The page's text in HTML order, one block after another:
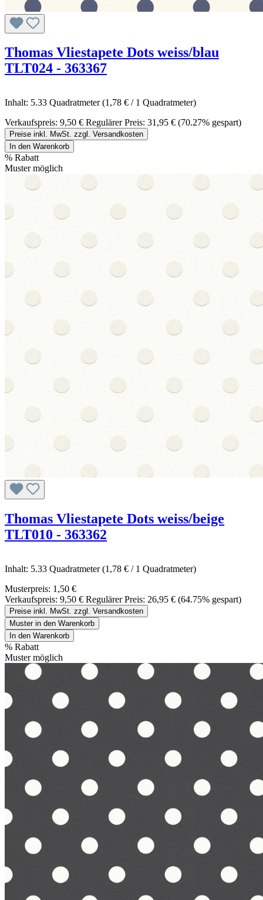
Thomas Vliestapete Dots weiss/blau
TLT024 - 363367
Inhalt: 5.33 Quadratmeter(1,78 € / 1 Quadratmeter)
Verkaufspreis: 9,50 € Regulärer Preis: 31,95 € (70.27% gespart)
Preise inkl. MwSt. zzgl. Versandkosten
In den Warenkorb
% Rabatt
Muster möglich
Thomas Vliestapete Dots weiss/beige
TLT010 - 363362
Inhalt: 5.33 Quadratmeter(1,78 € / 1 Quadratmeter)
Musterpreis: 1,50 €
Verkaufspreis: 9,50 € Regulärer Preis: 26,95 € (64.75% gespart)
Preise inkl. MwSt. zzgl. Versandkosten
Muster in den Warenkorb
In den Warenkorb
% Rabatt
Muster möglich